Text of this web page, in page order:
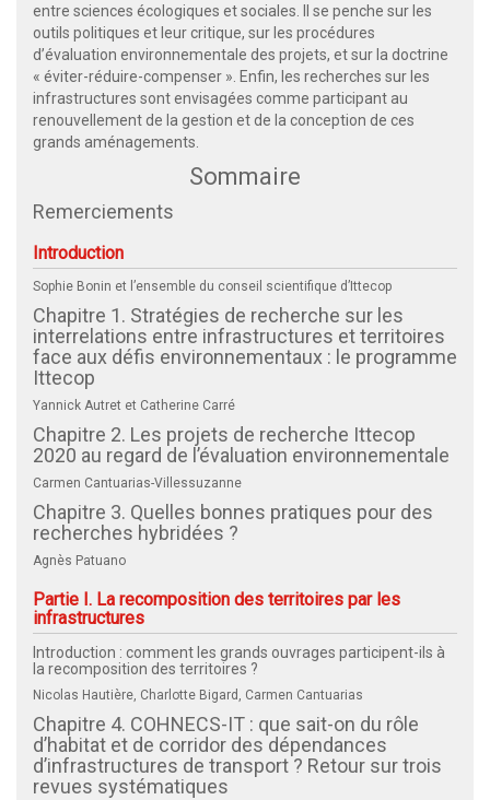
entre sciences écologiques et sociales. Il se penche sur les
outils politiques et leur critique, sur les procédures
d’évaluation environnementale des projets, et sur la doctrine
« éviter-réduire-compenser ». Enfin, les recherches sur les
infrastructures sont envisagées comme participant au
renouvellement de la gestion et de la conception de ces
grands aménagements.
Sommaire
Remerciements
Introduction
Sophie Bonin et l’ensemble du conseil scientifique d’Ittecop
Chapitre 1. Stratégies de recherche sur les
interrelations entre infrastructures et territoires
face aux défis environnementaux : le programme
Ittecop
Yannick Autret et Catherine Carré
Chapitre 2. Les projets de recherche Ittecop
2020 au regard de l’évaluation environnementale
Carmen Cantuarias-Villessuzanne
Chapitre 3. Quelles bonnes pratiques pour des
recherches hybridées ?
Agnès Patuano
Partie I. La recomposition des territoires par les
infrastructures
Introduction : comment les grands ouvrages participent-ils à
la recomposition des territoires ?
Nicolas Hautière, Charlotte Bigard, Carmen Cantuarias
Chapitre 4. COHNECS-IT : que sait-on du rôle
d’habitat et de corridor des dépendances
d’infrastructures de transport ? Retour sur trois
revues systématiques